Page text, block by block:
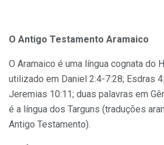
O Antigo Testamento Aramaico
O Aramaico é uma língua cognata do
utilizado em Daniel 2:4-7:28; Esdras
Jeremias 10:11; duas palavras em
é a língua dos Targuns (traduções
Antigo Testamento).